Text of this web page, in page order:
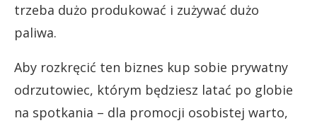
trzeba dużo produkować i zużywać dużo
paliwa.
Aby rozkręcić ten biznes kup sobie prywatny
odrzutowiec, którym będziesz latać po globie
na spotkania – dla promocji osobistej warto,